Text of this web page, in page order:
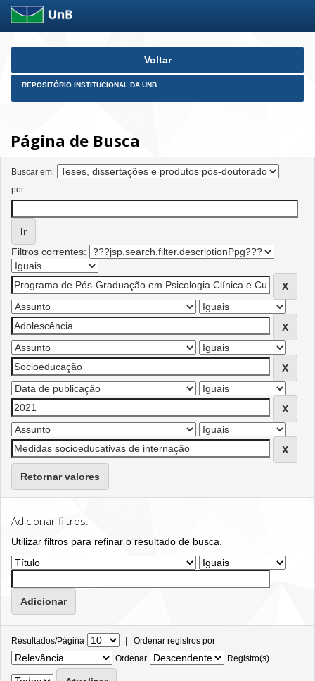
Skip
Voltar
REPOSITÓRIO INSTITUCIONAL DA UNB
Página de Busca
Buscar em:
por
Filtros correntes:
Retornar valores
Adicionar filtros:
Utilizar filtros para refinar o resultado de busca.
Resultados/Página | Ordenar registros por
Ordenar
Registro(s)